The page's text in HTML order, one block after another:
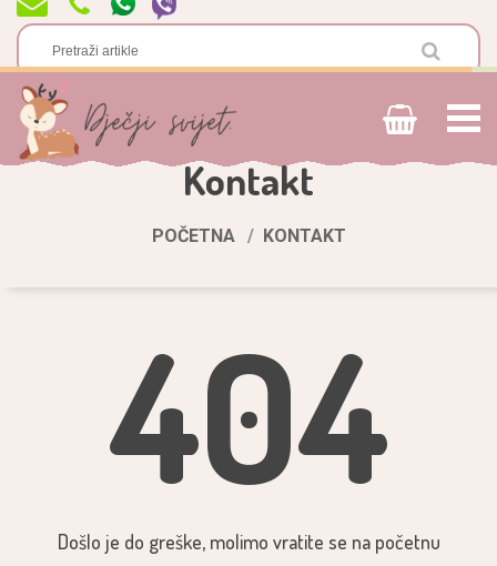
Kontakt
POČETNA KONTAKT
404
Došlo je do greške, molimo vratite se na početnu